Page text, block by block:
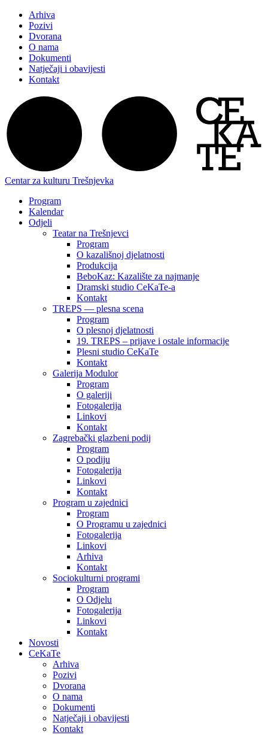
Arhiva
Pozivi
Dvorana
O nama
Dokumenti
Natječaji i obavijesti
Kontakt
Centar za kulturu Trešnjevka
Program
Kalendar
Odjeli
Teatar na Trešnjevci
Program
O kazališnoj djelatnosti
Produkcija
BeboKaz: Kazalište za najmanje
Dramski studio CeKaTe-a
Kontakt
TREPS — plesna scena
Program
O plesnoj djelatnosti
19. TREPS – prijave i ostale informacije
Plesni studio CeKaTe
Kontakt
Galerija Modulor
Program
O galeriji
Fotogalerija
Linkovi
Kontakt
Zagrebački glazbeni podij
Program
O podiju
Fotogalerija
Linkovi
Kontakt
Program u zajednici
Program
O Programu u zajednici
Fotogalerija
Linkovi
Arhiva
Kontakt
Sociokulturni programi
Program
O Odjelu
Fotogalerija
Linkovi
Kontakt
Novosti
CeKaTe
Arhiva
Pozivi
Dvorana
O nama
Dokumenti
Natječaji i obavijesti
Kontakt